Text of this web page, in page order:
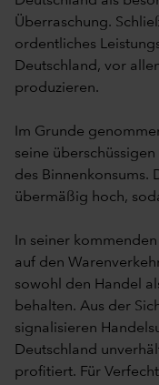
Überraschung.
ordentliches
Deutschland, vor
produzieren.
Im Grunde
seine
des Binnenkonsums.
übermäßig hoch,
In seiner
auf den
sowohl den Handel
behalten. Aus der
signalisieren
Deutschland
profitiert. Für